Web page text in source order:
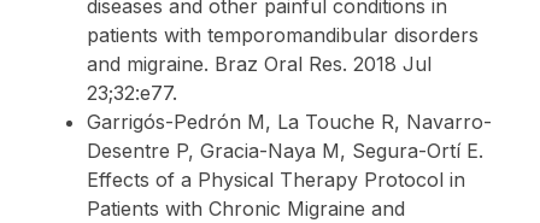
diseases and other painful conditions in
patients with temporomandibular disorders
and migraine. Braz Oral Res. 2018 Jul
23;32:e77.
Garrigós-Pedrón M, La Touche R, Navarro-
Desentre P, Gracia-Naya M, Segura-Ortí E.
Effects of a Physical Therapy Protocol in
Patients with Chronic Migraine and